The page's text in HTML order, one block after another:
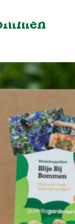
Workshops
Tips & Inspiratie
Op de kaart
Doneer
Brigades